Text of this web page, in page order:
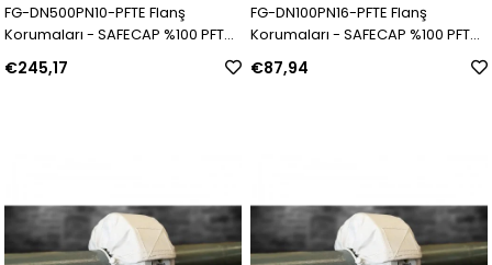
FG-DN500PN10-PFTE Flanş
Korumaları - SAFECAP %100 PFTE |
Model: 311575 | SKU: Y5090052
€245,17
FG-DN100PN16-PFTE Flanş
Korumaları - SAFECAP %100 PFTE |
Model: 311576 | SKU: Y5090053
€87,94